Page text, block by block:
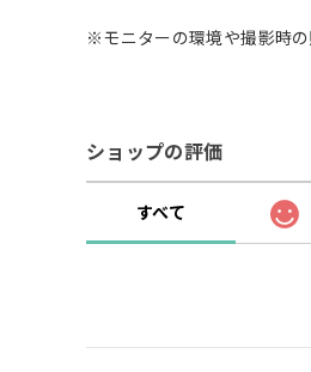
※モニターの環境や撮影時の
ショップの評価
すべて